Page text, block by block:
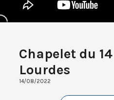
Chapelet du
Lourdes
14/08/2022